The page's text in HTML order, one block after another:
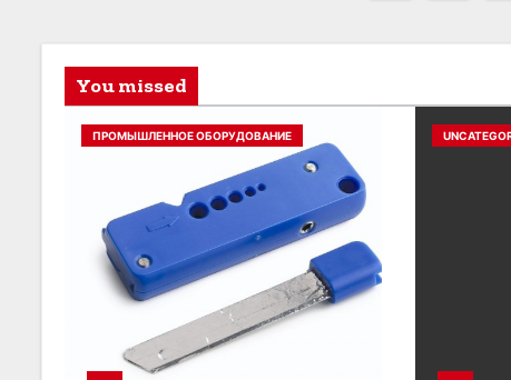
и
а
ц
и
You missed
ПРОМЫШЛЕННОЕ ОБОРУДОВАНИЕ